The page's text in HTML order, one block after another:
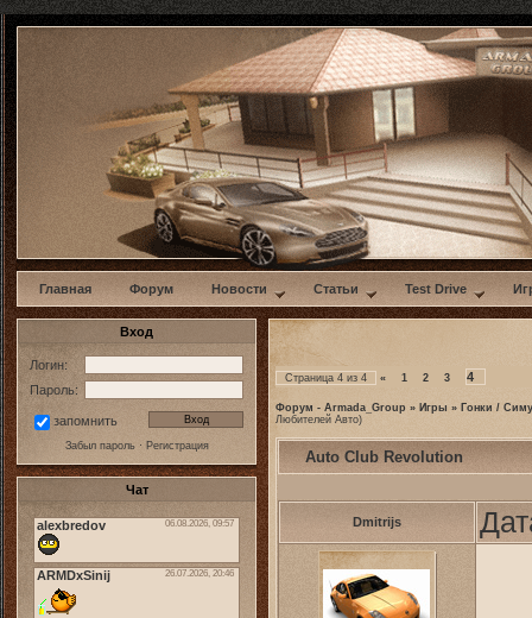
w
Главная Форум Новости Статьи Test Drive
Вход
Логин:
Пароль:
запомнить
Забыл пароль· Регистрация
Чат
Страница 4 из 4 « 1 2 3 4
Форум - Armada_Group » Игры » Гонки /
Любителей Авто)
Auto Club Revolution
Dmitrijs